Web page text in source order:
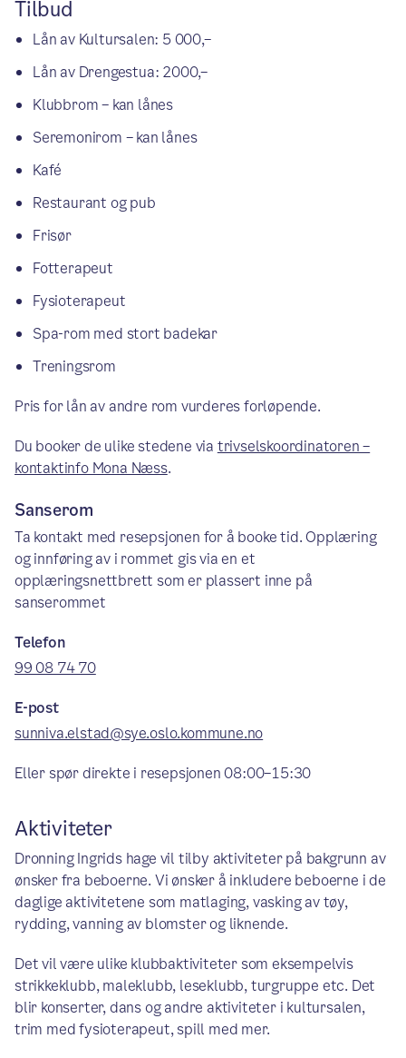
Tilbud
Lån av Kultursalen: 5 000,–
Lån av Drengestua: 2000,–
Klubbrom – kan lånes
Seremonirom – kan lånes
Kafé
Restaurant og pub
Frisør
Fotterapeut
Fysioterapeut
Spa-rom med stort badekar
Treningsrom
Pris for lån av andre rom vurderes forløpende.
Du booker de ulike stedene via trivselskoordinatoren –
kontaktinfo Mona Næss.
Sanserom
Ta kontakt med resepsjonen for å booke tid. Opplæring
og innføring av i rommet gis via en et
opplæringsnettbrett som er plassert inne på
sanserommet
Telefon
99 08 74 70
E-post
sunniva.elstad@sye.oslo.kommune.no
Eller spør direkte i resepsjonen 08:00–15:30
Aktiviteter
Dronning Ingrids hage vil tilby aktiviteter på bakgrunn av
ønsker fra beboerne. Vi ønsker å inkludere beboerne i de
daglige aktivitetene som matlaging, vasking av tøy,
rydding, vanning av blomster og liknende.
Det vil være ulike klubbaktiviteter som eksempelvis
strikkeklubb, maleklubb, leseklubb, turgruppe etc. Det
blir konserter, dans og andre aktiviteter i kultursalen,
trim med fysioterapeut, spill med mer.